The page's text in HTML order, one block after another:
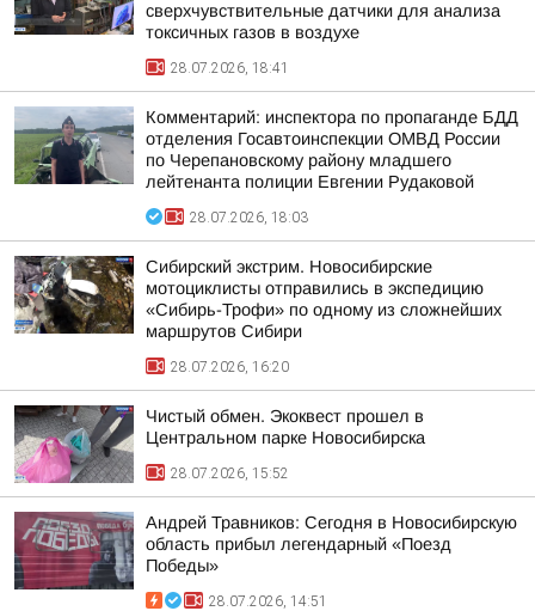
сверхчувствительные датчики для анализа
токсичных газов в воздухе
28.07.2026, 18:41
Комментарий: инспектора по пропаганде БДД
отделения Госавтоинспекции ОМВД России
по Черепановскому району младшего
лейтенанта полиции Евгении Рудаковой
28.07.2026, 18:03
Сибирский экстрим. Новосибирские
мотоциклисты отправились в экспедицию
«Сибирь-Трофи» по одному из сложнейших
маршрутов Сибири
28.07.2026, 16:20
Чистый обмен. Экоквест прошел в
Центральном парке Новосибирска
28.07.2026, 15:52
Андрей Травников: Сегодня в Новосибирскую
область прибыл легендарный «Поезд
Победы»
28.07.2026, 14:51